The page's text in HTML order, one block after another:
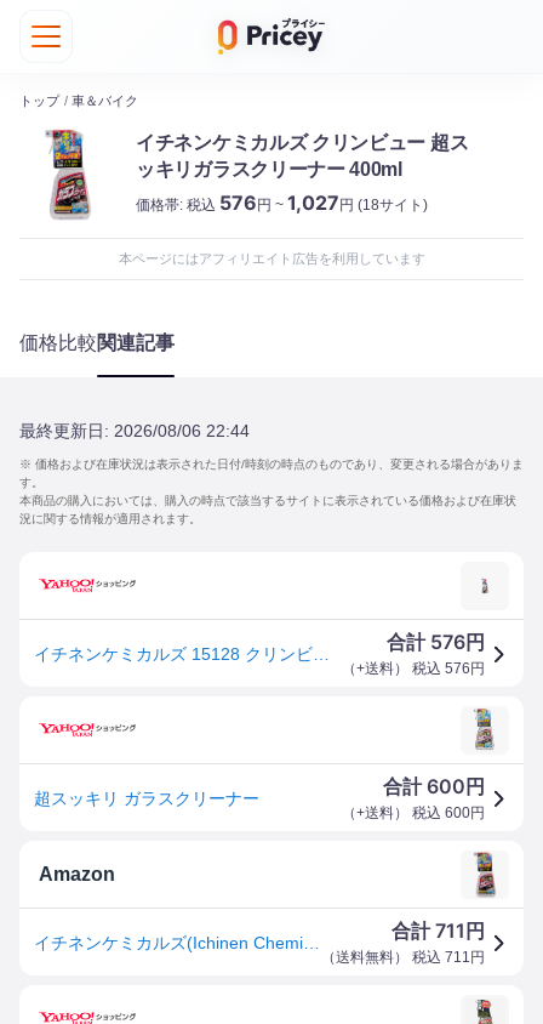
トップ / 車＆バイク
イチネンケミカルズ クリンビュー 超ス
ッキリガラスクリーナー 400ml
価格帯: 税込 576円 ~ 1,027円 (18サイト)
本ページにはアフィリエイト広告を利用しています
価格比較関連記事
最終更新日: 2026/08/06 22:44
※ 価格および在庫状況は表示された日付/時刻の時点のものであり、変更される場合がありま
す。
本商品の購入においては、購入の時点で該当するサイトに表示されている価格および在庫状
況に関する情報が適用されます。
合計 576円
（+送料） 税込 576 円
超スッキリ ガラスクリーナー
合計600 円
（+送料） 税込 600円
Amazon
合計711 円
（送料無料） 税込 711 円